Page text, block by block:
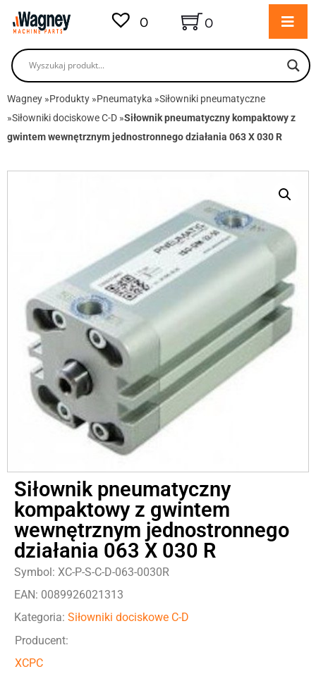
0 0
Wagney »Produkty »Pneumatyka »Siłowniki pneumatyczne
»Siłowniki dociskowe C-D »Siłownik pneumatyczny kompaktowy z
gwintem wewnętrznym jednostronnego działania 063 X 030 R
Siłownik pneumatyczny
kompaktowy z gwintem
wewnętrznym jednostronnego
działania 063 X 030 R
Symbol: XC-P-S-C-D-063-0030R
EAN: 0089926021313
Kategoria: Siłowniki dociskowe C-D
Producent:
XCPC